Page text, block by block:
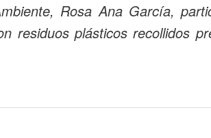
Rosa Ana García,
residuos plásticos recollidos